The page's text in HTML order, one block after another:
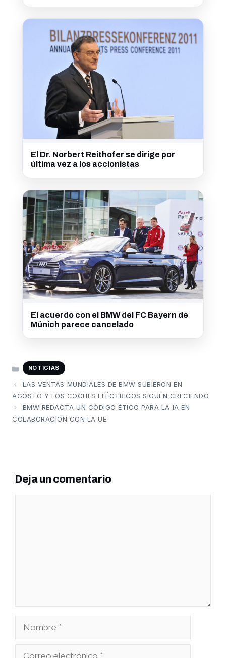
El Dr. Norbert Reithofer se dirige por
última vez a los accionistas
El acuerdo con el BMW del FC Bayern de
Múnich parece cancelado
CATEGORÍAS
NOTICIAS
LAS VENTAS MUNDIALES DE BMW SUBIERON EN
AGOSTO Y LOS COCHES ELÉCTRICOS SIGUEN CRECIENDO
BMW REDACTA UN CÓDIGO ÉTICO PARA LA IA EN
COLABORACIÓN CON LA UE
Deja un comentario
Nombre
Correo